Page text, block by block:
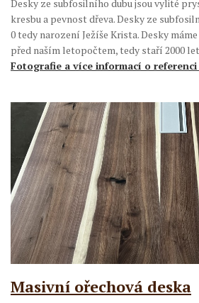
Desky ze subfosilního dubu jsou vylité
kresbu a pevnost dřeva. Desky ze
0 tedy narození Ježíše Krista. Desky
před naším letopočtem, tedy staří 2000
Fotografie a více informací o referenci
Masivní ořechová deska